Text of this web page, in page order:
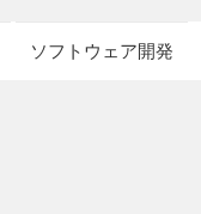
ソフトウェア開発